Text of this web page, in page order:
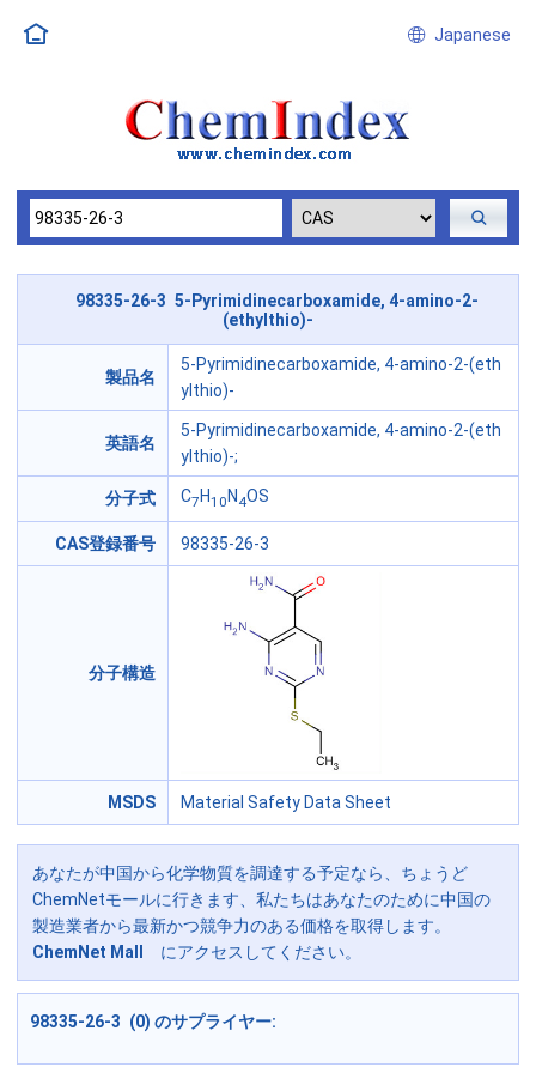
Japanese
98335-26-3 5-Pyrimidinecarboxamide, 4-amino-2-
(ethylthio)-
製品名
5-Pyrimidinecarboxamide, 4-amino-2-(eth
ylthio)-
英語名
5-Pyrimidinecarboxamide, 4-amino-2-(eth
ylthio)-;
分子式 C7 H10 N 4OS
CAS登録番号 98335-26-3
分子構造
MSDS Material Safety Data Sheet
あなたが中国から化学物質を調達する予定なら、ちょうど
ChemNetモールに行きます、私たちはあなたのために中国の
製造業者から最新かつ競争力のある価格を取得します。
ChemNet Mall
にアクセスしてください。
98335-26-3 (0) のサプライヤー: